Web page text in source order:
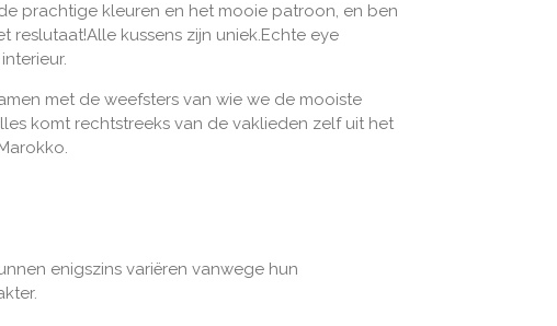
prachtige kleuren en het mooie patroon, en ben
reslutaat!Alle kussens zijn uniek.Echte eye
met de weefsters van wie we de mooiste
komt rechtstreeks van de vaklieden zelf uit het
enigszins variëren vanwege hun